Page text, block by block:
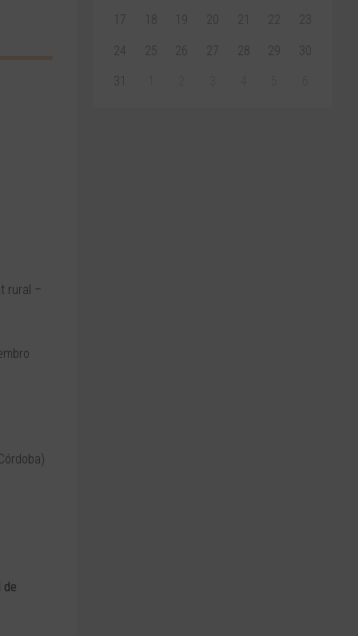
rural –
de
17 18 19 20 21 22 23
24 25 26 27 28 29 30
31